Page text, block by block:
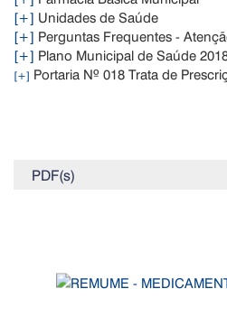
[+] Unidades de Saúde
[+] Perguntas Frequentes -
[+] Plano Municipal de Saúde
[+] Portaria Nº 018 Trata de
PDF(s)